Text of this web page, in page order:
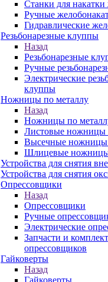
Станки для накатки
Ручные
Гидравлические
Резьбонарезные клуппы
Назад
Резьбонарезные
Ручные
Электрические
клуппы
Ножницы по металлу
Назад
Ножницы по
Листовые ножницы
Высечные ножницы
Шлицевые ножницы
Устройства для снятия
Устройства для снятия
Опрессовщики
Назад
Опрессовщики
Ручные
Электрические
Запчасти и
опрессовщиков
Гайковерты
Назад
Гайковерты